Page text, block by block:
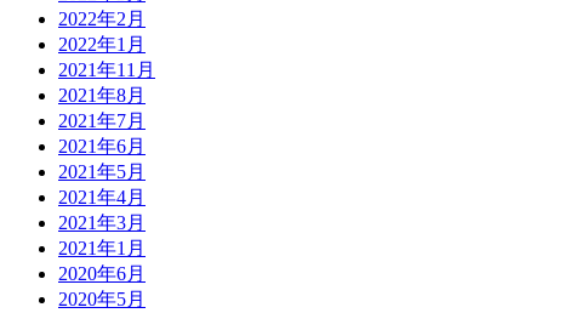
2022年2月
2022年1月
2021年11月
2021年8月
2021年7月
2021年6月
2021年5月
2021年4月
2021年3月
2021年1月
2020年6月
2020年5月